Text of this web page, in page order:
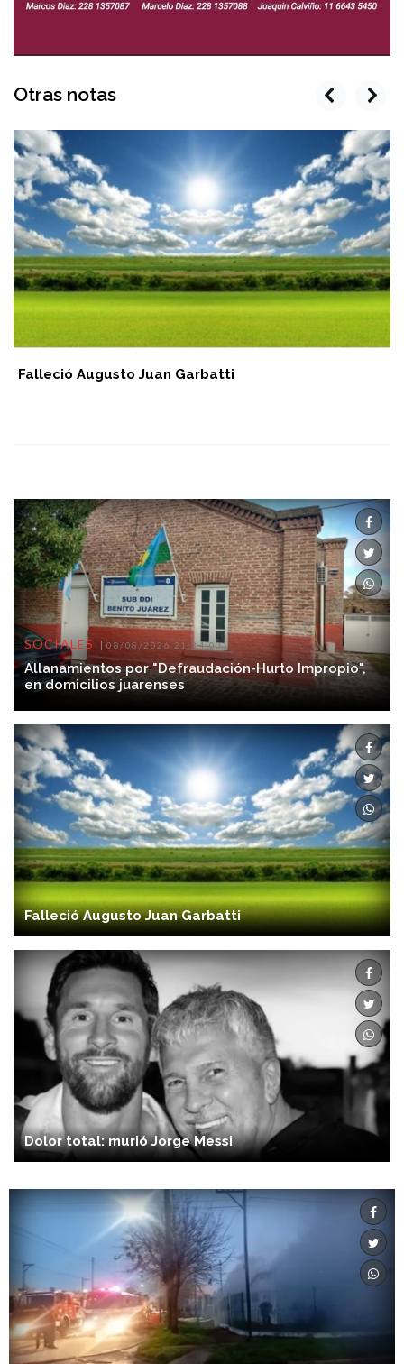
Otras notas
Falleció Augusto Juan Garbatti
prev next
SOCIALES 08/08/2026 21:34:00
Allanamientos por "Defraudación-Hurto Impropio",
en domicilios juarenses
Falleció Augusto Juan Garbatti
Dolor total: murió Jorge Messi